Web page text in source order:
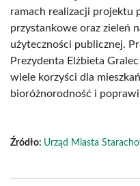
ramach realizacji projektu
przystankowe oraz zieleń
użyteczności publicznej.
Prezydenta Elżbieta
wiele korzyści dla
bioróżnorodność i
Źródło: Urząd Miasta